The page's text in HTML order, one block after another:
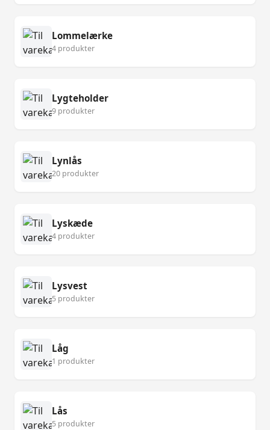
Lommelærke
4 produkter
Lygteholder
9 produkter
Lynlås
20 produkter
Lyskæde
4 produkter
Lysvest
5 produkter
Låg
1 produkter
Lås
5 produkter